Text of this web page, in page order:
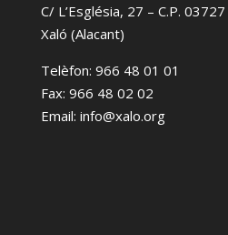
C/ L’Església, 27 – C.P. 03727
Xaló (Alacant)
Telèfon: 966 48 01 01
Fax: 966 48 02 02
Email: info@xalo.org